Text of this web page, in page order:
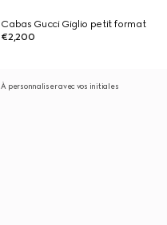
Cabas Gucci Giglio petit format
€2,200
À personnaliser avec vos initiales